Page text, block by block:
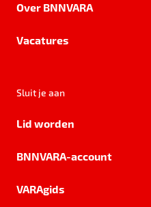
Over BNNVARA
Vacatures
Sluit je aan
Lid worden
BNNVARA-account
VARAgids